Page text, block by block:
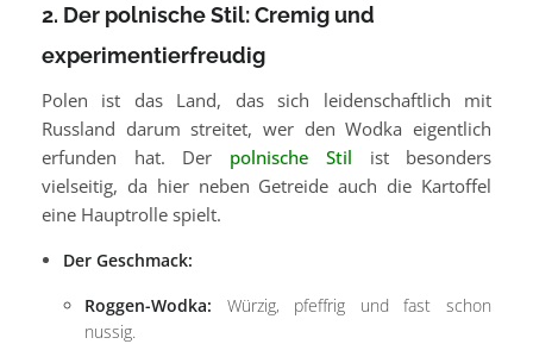
2. Der polnische Stil: Cremig und
experimentierfreudig
Polen ist das Land, das sich leidenschaftlich mit
Russland darum streitet, wer den Wodka eigentlich
erfunden hat. Der polnische Stil ist besonders
vielseitig, da hier neben Getreide auch die Kartoffel
eine Hauptrolle spielt.
Der Geschmack:
Roggen-Wodka: Würzig, pfeffrig und fast schon
nussig.